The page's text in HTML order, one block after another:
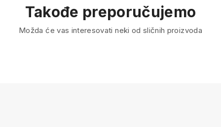
Takođe preporučujemo
Možda će vas interesovati neki od sličnih proizvoda